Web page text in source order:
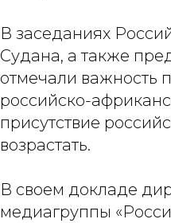
В заседаниях
Судана, а также
отмечали важность
российско-
присутствие
возрастать.
В своем докладе
медиагруппы